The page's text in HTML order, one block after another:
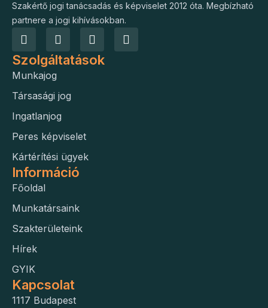
Szakértő jogi tanácsadás és képviselet 2012 óta. Megbízható
partnere a jogi kihívásokban.
Szolgáltatások
Munkajog
Társasági jog
Ingatlanjog
Peres képviselet
Kártérítési ügyek
Információ
Főoldal
Munkatársaink
Szakterületeink
Hírek
GYIK
Kapcsolat
1117 Budapest